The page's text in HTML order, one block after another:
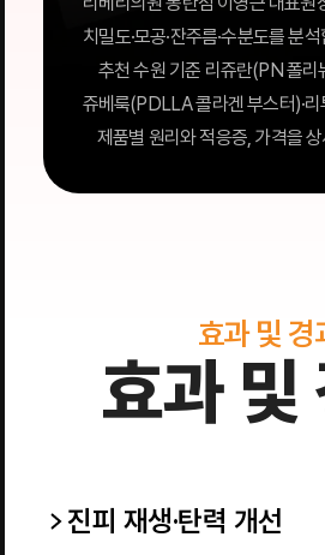
치밀도·모공·잔주름·수분도를 분
추천 수원 기준 리쥬란(PN 폴리
쥬베룩(PDLLA 콜라겐 부스터)·리
제품별 원리와 적응증, 가격을
효과 및 경
효과 및
진피 재생·탄력 개선